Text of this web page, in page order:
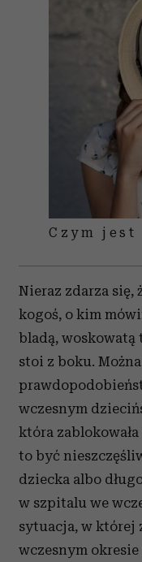
Czym jest
Nieraz zdarza się,
kogoś, o kim
bladą, woskowatą
stoi z boku.
wczesnym
która
to być
dziecka albo
w szpitalu we
sytuacja, w której
wczesnym